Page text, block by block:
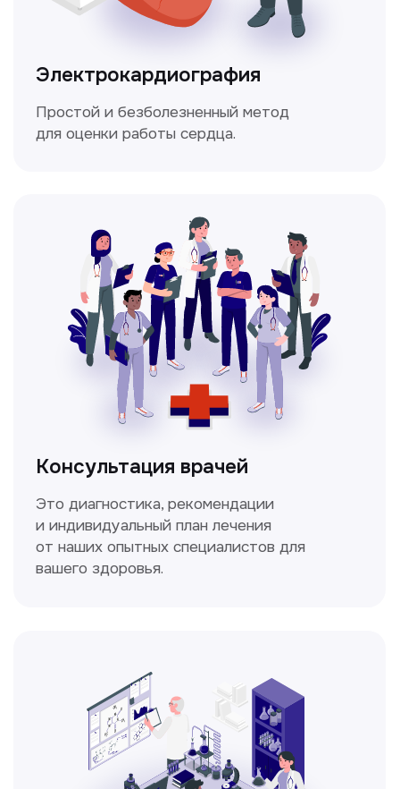
Мультиспиральная
компьютерная томография
Высокоточный метод диагностики,
позволяющий получить детальные
изображения внутренних органов и тканей.
Метод исследования функции внешнего
дыхания, включающий в себя измерение
объёмных и скоростных показателей